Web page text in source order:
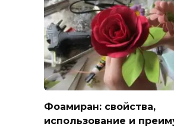
Фоамиран: свойства,
использование и